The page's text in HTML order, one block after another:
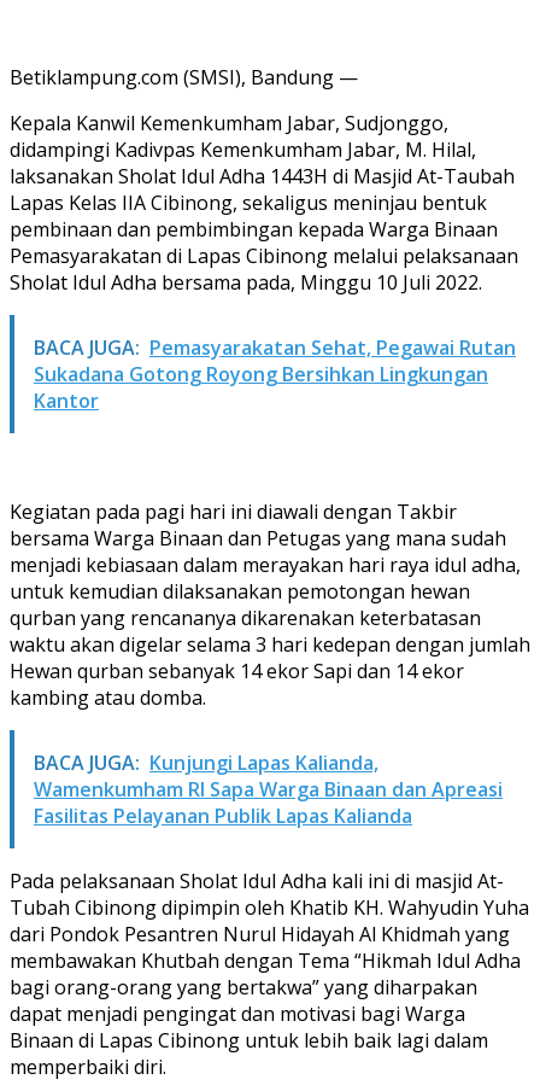
Betiklampung.com (SMSI), Bandung —
Kepala Kanwil Kemenkumham Jabar, Sudjonggo,
didampingi Kadivpas Kemenkumham Jabar, M. Hilal,
laksanakan Sholat Idul Adha 1443H di Masjid At-Taubah
Lapas Kelas IIA Cibinong, sekaligus meninjau bentuk
pembinaan dan pembimbingan kepada Warga Binaan
Pemasyarakatan di Lapas Cibinong melalui pelaksanaan
Sholat Idul Adha bersama pada, Minggu 10 Juli 2022.
BACA JUGA: Pemasyarakatan Sehat, Pegawai Rutan
Sukadana Gotong Royong Bersihkan Lingkungan
Kantor
Kegiatan pada pagi hari ini diawali dengan Takbir
bersama Warga Binaan dan Petugas yang mana sudah
menjadi kebiasaan dalam merayakan hari raya idul adha,
untuk kemudian dilaksanakan pemotongan hewan
qurban yang rencananya dikarenakan keterbatasan
waktu akan digelar selama 3 hari kedepan dengan jumlah
Hewan qurban sebanyak 14 ekor Sapi dan 14 ekor
kambing atau domba.
BACA JUGA: Kunjungi Lapas Kalianda,
Wamenkumham RI Sapa Warga Binaan dan Apreasi
Fasilitas Pelayanan Publik Lapas Kalianda
Pada pelaksanaan Sholat Idul Adha kali ini di masjid At-
Tubah Cibinong dipimpin oleh Khatib KH. Wahyudin Yuha
dari Pondok Pesantren Nurul Hidayah Al Khidmah yang
membawakan Khutbah dengan Tema “Hikmah Idul Adha
bagi orang-orang yang bertakwa” yang diharpakan
dapat menjadi pengingat dan motivasi bagi Warga
Binaan di Lapas Cibinong untuk lebih baik lagi dalam
memperbaiki diri.